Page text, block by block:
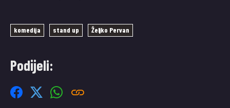
komedija stand up Željko Pervan
Podijeli: